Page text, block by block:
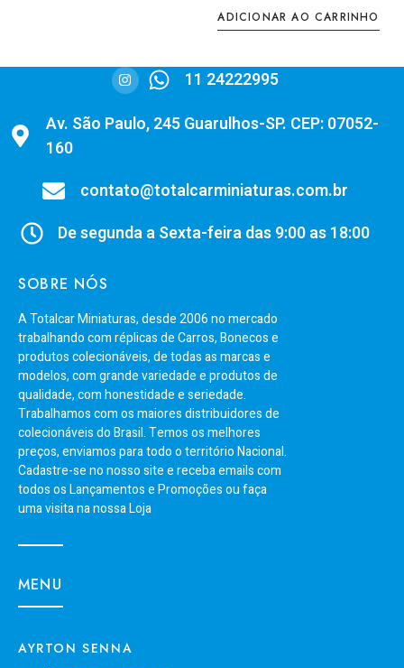
ADICIONAR AO CARRINHO
11 24222995
Av. São Paulo, 245 Guarulhos-SP. CEP: 07052-
160
contato@totalcarminiaturas.com.br
De segunda a Sexta-feira das 9:00 as 18:00
SOBRE NÓS
A Totalcar Miniaturas, desde 2006 no mercado
trabalhando com réplicas de Carros, Bonecos e
produtos colecionáveis, de todas as marcas e
modelos, com grande variedade e produtos de
qualidade, com honestidade e seriedade.
Trabalhamos com os maiores distribuidores de
colecionáveis do Brasil. Temos os melhores
preços, enviamos para todo o território Nacional.
Cadastre-se no nosso site e receba emails com
todos os Lançamentos e Promoções ou faça
uma visita na nossa Loja
MENU
AYRTON SENNA